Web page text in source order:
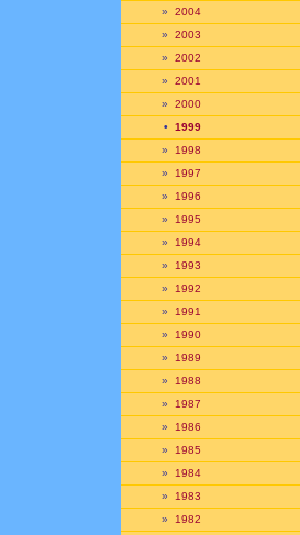
» 2004
» 2003
» 2002
» 2001
» 2000
• 1999
» 1998
» 1997
» 1996
» 1995
» 1994
» 1993
» 1992
» 1991
» 1990
» 1989
» 1988
» 1987
» 1986
» 1985
» 1984
» 1983
» 1982